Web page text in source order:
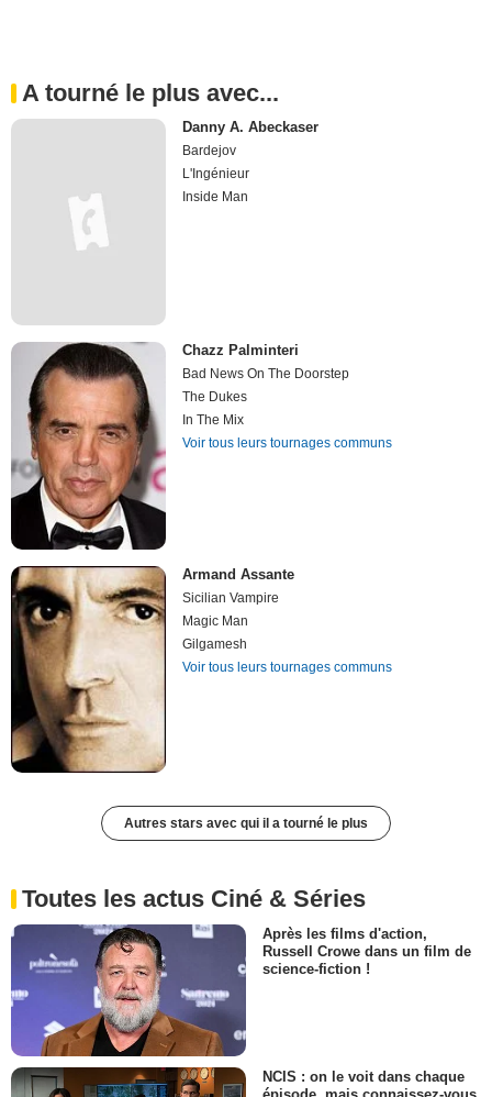
A tourné le plus avec...
Danny A. Abeckaser
Bardejov
L'Ingénieur
Inside Man
Chazz Palminteri
Bad News On The Doorstep
The Dukes
In The Mix
Voir tous leurs tournages communs
Armand Assante
Sicilian Vampire
Magic Man
Gilgamesh
Voir tous leurs tournages communs
Autres stars avec qui il a tourné le plus
Toutes les actus Ciné & Séries
Après les films d'action,
Russell Crowe dans un film de
science-fiction !
NCIS : on le voit dans chaque